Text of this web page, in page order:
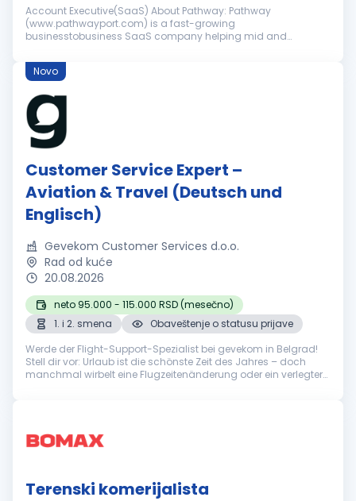
Account Executive(SaaS) About Pathway: Pathway
(www.pathwayport.com) is a fast-growing
businesstobusiness SaaS company helping mid and
and the UK drive growth, retention, and operational ef...
Novo
Customer Service Expert –
Aviation & Travel (Deutsch und
Englisch)
Gevekom Customer Services d.o.o.
Rad od kuće
20.08.2026
neto 95.000 - 115.000 RSD (mesečno)
1. i 2. smena
Obaveštenje o statusu prijave
Werde der Flight-Support-Spezialist bei gevekom in Belgrad!
Stell dir vor: Urlaub ist die schönste Zeit des Jahres – doch
manchmal wirbelt eine Flugzeitenänderung oder ein verlegter
Terenski komerijalista